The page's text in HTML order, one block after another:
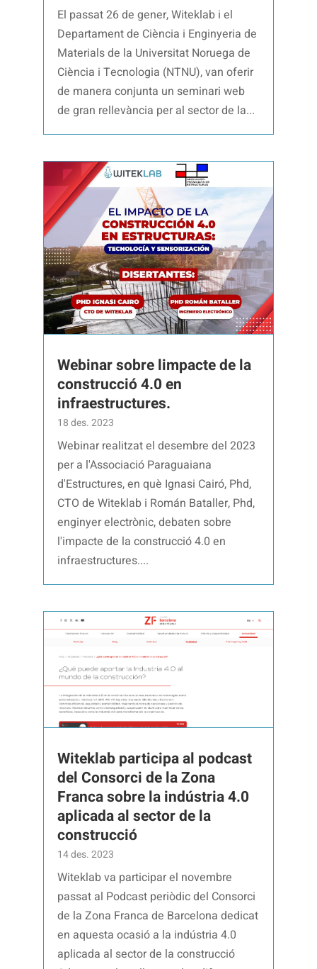
El passat 26 de gener, Witeklab i el
Departament de Ciència i Enginyeria de
Materials de la Universitat Noruega de
Ciència i Tecnologia (NTNU), van oferir
de manera conjunta un seminari web
de gran rellevància per al sector de la...
Webinar sobre limpacte de la
construcció 4.0 en
infraestructures.
18 des. 2023
Webinar realitzat el desembre del 2023
per a l'Associació Paraguaiana
d'Estructures, en què Ignasi Cairó, Phd,
CTO de Witeklab i Román Bataller, Phd,
enginyer electrònic, debaten sobre
l'impacte de la construcció 4.0 en
infraestructures....
Witeklab participa al podcast
del Consorci de la Zona
Franca sobre la indústria 4.0
aplicada al sector de la
construcció
14 des. 2023
Witeklab va participar el novembre
passat al Podcast periòdic del Consorci
de la Zona Franca de Barcelona dedicat
en aquesta ocasió a la indústria 4.0
aplicada al sector de la construcció